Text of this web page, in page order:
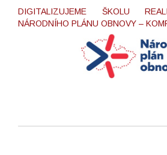
DIGITALIZUJEME ŠKOLU
NÁRODNÍHO PLÁNU OBNOVY –